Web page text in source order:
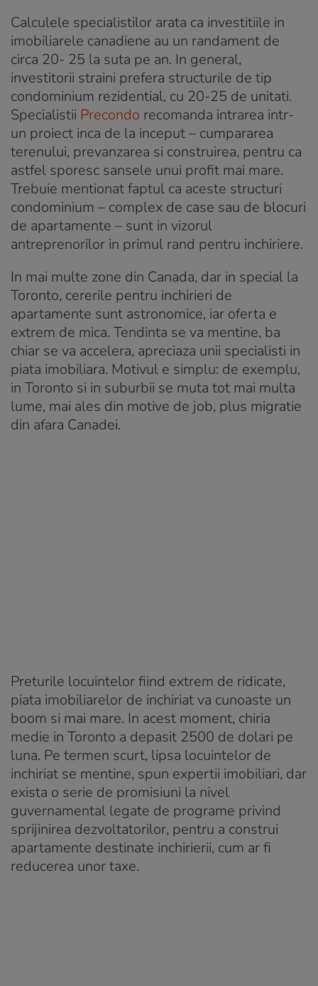
Calculele specialistilor arata ca investitiile in
imobiliarele canadiene au un randament de
circa 20- 25 la suta pe an. In general,
investitorii straini prefera structurile de tip
condominium rezidential, cu 20-25 de unitati.
Specialistii Precondo recomanda intrarea intr-
un proiect inca de la inceput – cumpararea
terenului, prevanzarea si construirea, pentru ca
astfel sporesc sansele unui profit mai mare.
Trebuie mentionat faptul ca aceste structuri
condominium – complex de case sau de blocuri
de apartamente – sunt in vizorul
antreprenorilor in primul rand pentru inchiriere.
In mai multe zone din Canada, dar in special la
Toronto, cererile pentru inchirieri de
apartamente sunt astronomice, iar oferta e
extrem de mica. Tendinta se va mentine, ba
chiar se va accelera, apreciaza unii specialisti in
piata imobiliara. Motivul e simplu: de exemplu,
in Toronto si in suburbii se muta tot mai multa
lume, mai ales din motive de job, plus migratie
din afara Canadei.
Preturile locuintelor fiind extrem de ridicate,
piata imobiliarelor de inchiriat va cunoaste un
boom si mai mare. In acest moment, chiria
medie in Toronto a depasit 2500 de dolari pe
luna. Pe termen scurt, lipsa locuintelor de
inchiriat se mentine, spun expertii imobiliari, dar
exista o serie de promisiuni la nivel
guvernamental legate de programe privind
sprijinirea dezvoltatorilor, pentru a construi
apartamente destinate inchirierii, cum ar fi
reducerea unor taxe.